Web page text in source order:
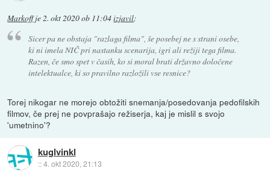
Markoffje2. okt 2020 ob 11:04izjavil:
Sicer pa ne obstaja "razlaga filma", še posebej ne s strani osebe,
ki ni imela NIČ pri nastanku scenarija, igri ali režiji tega filma.
Razen, če smo spet v časih, ko si moral brati državno določene
intelektualce, ki so pravilno razložili vse resnice?
Torej nikogar ne morejo obtožiti snemanja/posedovanja pedofilskih
filmov, če prej ne povprašajo režiserja, kaj je mislil s svojo
'umetnino'?
kuglvinkl
::4. okt 2020, 21:13